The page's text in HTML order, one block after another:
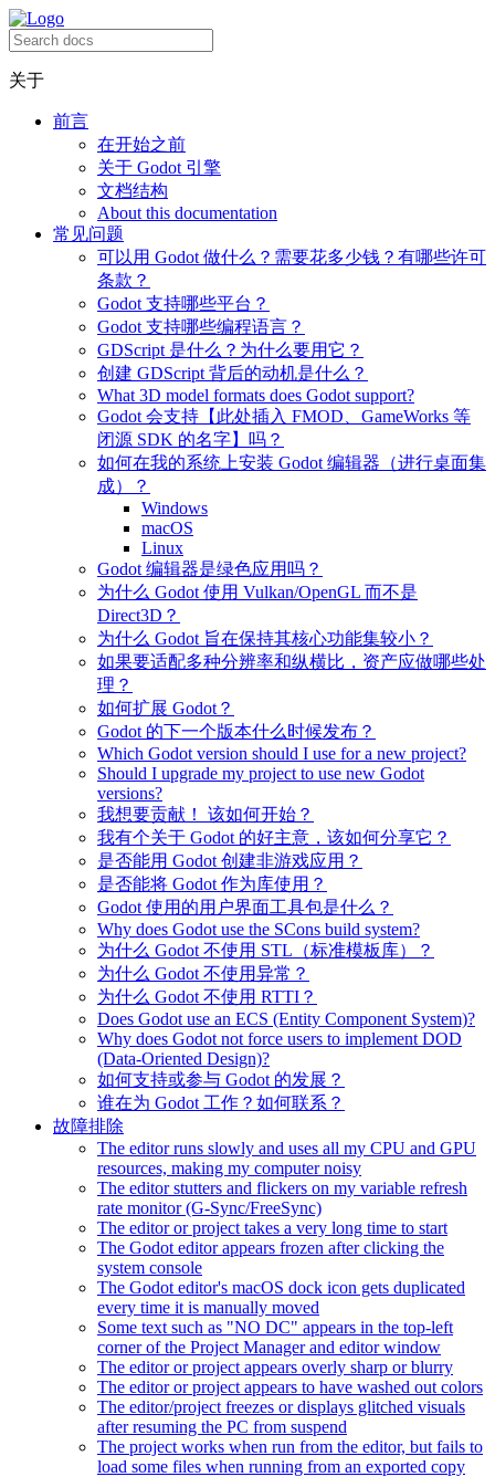
关于
前言
在开始之前
关于 Godot 引擎
文档结构
About this documentation
常见问题
可以用 Godot 做什么？需要花多少钱？有哪些许可
条款？
Godot 支持哪些平台？
Godot 支持哪些编程语言？
GDScript 是什么？为什么要用它？
创建 GDScript 背后的动机是什么？
What 3D model formats does Godot support?
Godot 会支持【此处插入 FMOD、GameWorks 等
闭源 SDK 的名字】吗？
如何在我的系统上安装 Godot 编辑器（进行桌面集
成）？
Windows
macOS
Linux
Godot 编辑器是绿色应用吗？
为什么 Godot 使用 Vulkan/OpenGL 而不是
Direct3D？
为什么 Godot 旨在保持其核心功能集较小？
如果要适配多种分辨率和纵横比，资产应做哪些处
理？
如何扩展 Godot？
Godot 的下一个版本什么时候发布？
Which Godot version should I use for a new project?
Should I upgrade my project to use new Godot
versions?
我想要贡献！ 该如何开始？
我有个关于 Godot 的好主意，该如何分享它？
是否能用 Godot 创建非游戏应用？
是否能将 Godot 作为库使用？
Godot 使用的用户界面工具包是什么？
Why does Godot use the SCons build system?
为什么 Godot 不使用 STL（标准模板库）？
为什么 Godot 不使用异常？
为什么 Godot 不使用 RTTI？
Does Godot use an ECS (Entity Component System)?
Why does Godot not force users to implement DOD
(Data-Oriented Design)?
如何支持或参与 Godot 的发展？
谁在为 Godot 工作？如何联系？
故障排除
The editor runs slowly and uses all my CPU and GPU
resources, making my computer noisy
The editor stutters and flickers on my variable refresh
rate monitor (G-Sync/FreeSync)
The editor or project takes a very long time to start
The Godot editor appears frozen after clicking the
system console
The Godot editor's macOS dock icon gets duplicated
every time it is manually moved
Some text such as "NO DC" appears in the top-left
corner of the Project Manager and editor window
The editor or project appears overly sharp or blurry
The editor or project appears to have washed out colors
The editor/project freezes or displays glitched visuals
after resuming the PC from suspend
The project works when run from the editor, but fails to
load some files when running from an exported copy